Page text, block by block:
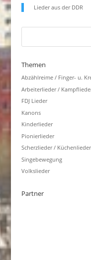
Lieder aus der DDR
Themen
Abzählreime / Finger- u.
Arbeiterlieder /
FDJ Lieder
Kanons
Kinderlieder
Pionierlieder
Scherzlieder / Küchenlieder
Singebewegung
Volkslieder
Partner